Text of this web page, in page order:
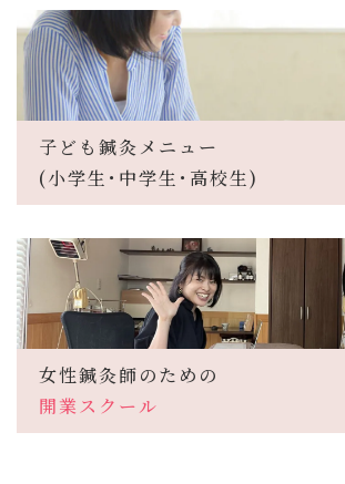
子ども鍼灸メニュー
(小学生･中学生･高校生)
女性鍼灸師のための
開業スクール